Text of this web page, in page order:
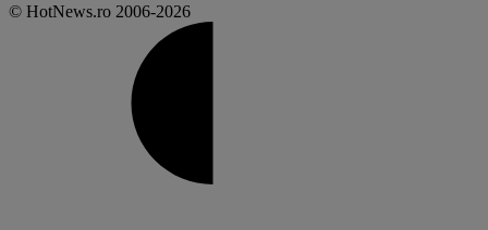
© HotNews.ro 2006-2026